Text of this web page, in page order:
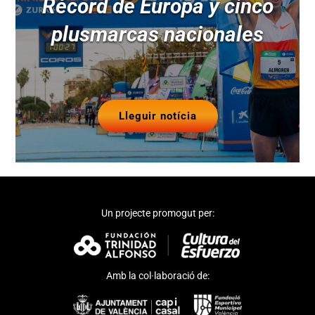
Récord de Europa y cinco
plusmarcas nacionales
Lleguir notícia
Un projecte promogut per:
Amb la col·laboració de: